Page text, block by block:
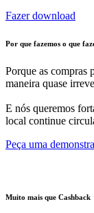
Fazer download
Por que fazemos o que
Porque as compras
maneira quase
E nós queremos
local continue
Peça uma
Muito mais que Cashback